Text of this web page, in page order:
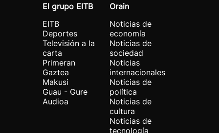
El grupo EITB
EITB
Deportes
Televisión a la
carta
Primeran
Gaztea
Makusi
Guau - Gure
Audioa
Orain
Noticias de
economía
Noticias de
sociedad
Noticias
internacionales
Noticias de
política
Noticias de
cultura
Noticias de
tecnología